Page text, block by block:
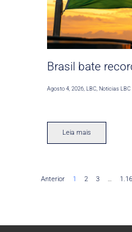
Brasil bate
Agosto 4, 2026 ,LBC Noticias LBC
Leia mais
Anterior 1 2 3 …